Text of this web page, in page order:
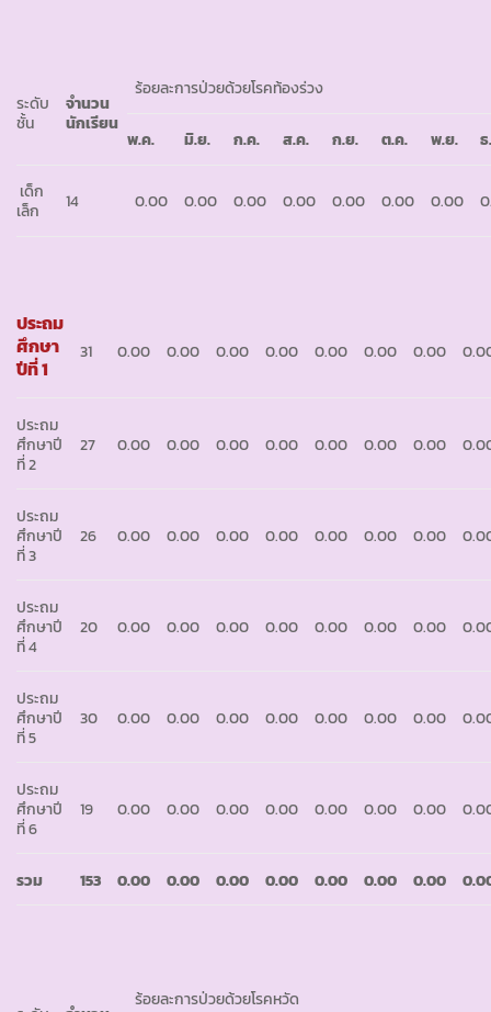
ระดับ
ชั้น
จำนวน
นักเรียน
ร้อยละการป่วยด้วยโรคท้องร่วง
พ.ค. มิ.ย. ก.ค. ส.ค. ก.ย. ต.ค. พ.ย.
เด็ก
เล็ก
14 0.00 0.00 0.00 0.00 0.00 0.00 0.00
ประถม
ศึกษา
ปีที่ 1
31 0.00 0.00 0.00 0.00 0.00 0.00 0.00
ประถม
ศึกษาปี
ที่ 2
27 0.00 0.00 0.00 0.00 0.00 0.00 0.00
ประถม
ศึกษาปี
ที่ 3
26 0.00 0.00 0.00 0.00 0.00 0.00 0.00
ประถม
ศึกษาปี
ที่ 4
20 0.00 0.00 0.00 0.00 0.00 0.00 0.00
ประถม
ศึกษาปี
ที่ 5
30 0.00 0.00 0.00 0.00 0.00 0.00 0.00
ประถม
ศึกษาปี
ที่ 6
19 0.00 0.00 0.00 0.00 0.00 0.00 0.00
รวม 153 0.00 0.00 0.00 0.00 0.00 0.00 0.00
ร้อยละการป่วยด้วยโรคหวัด